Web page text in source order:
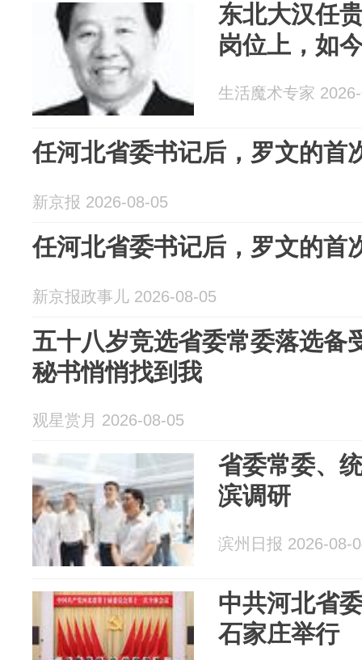
东北大汉任
岗位上，如
生活魔术专家
任河北省委书记后，罗文的首
新京报 2026-08-05
任河北省委书记后，罗文的首
新京报政事儿 2026-08-05
五十八岁竞选省委常委落选备
秘书悄悄找到我
观星赏月 2026-08-05
省委常委、
滨调研
滨州日报 2026-08-
中共河北省
石家庄举行